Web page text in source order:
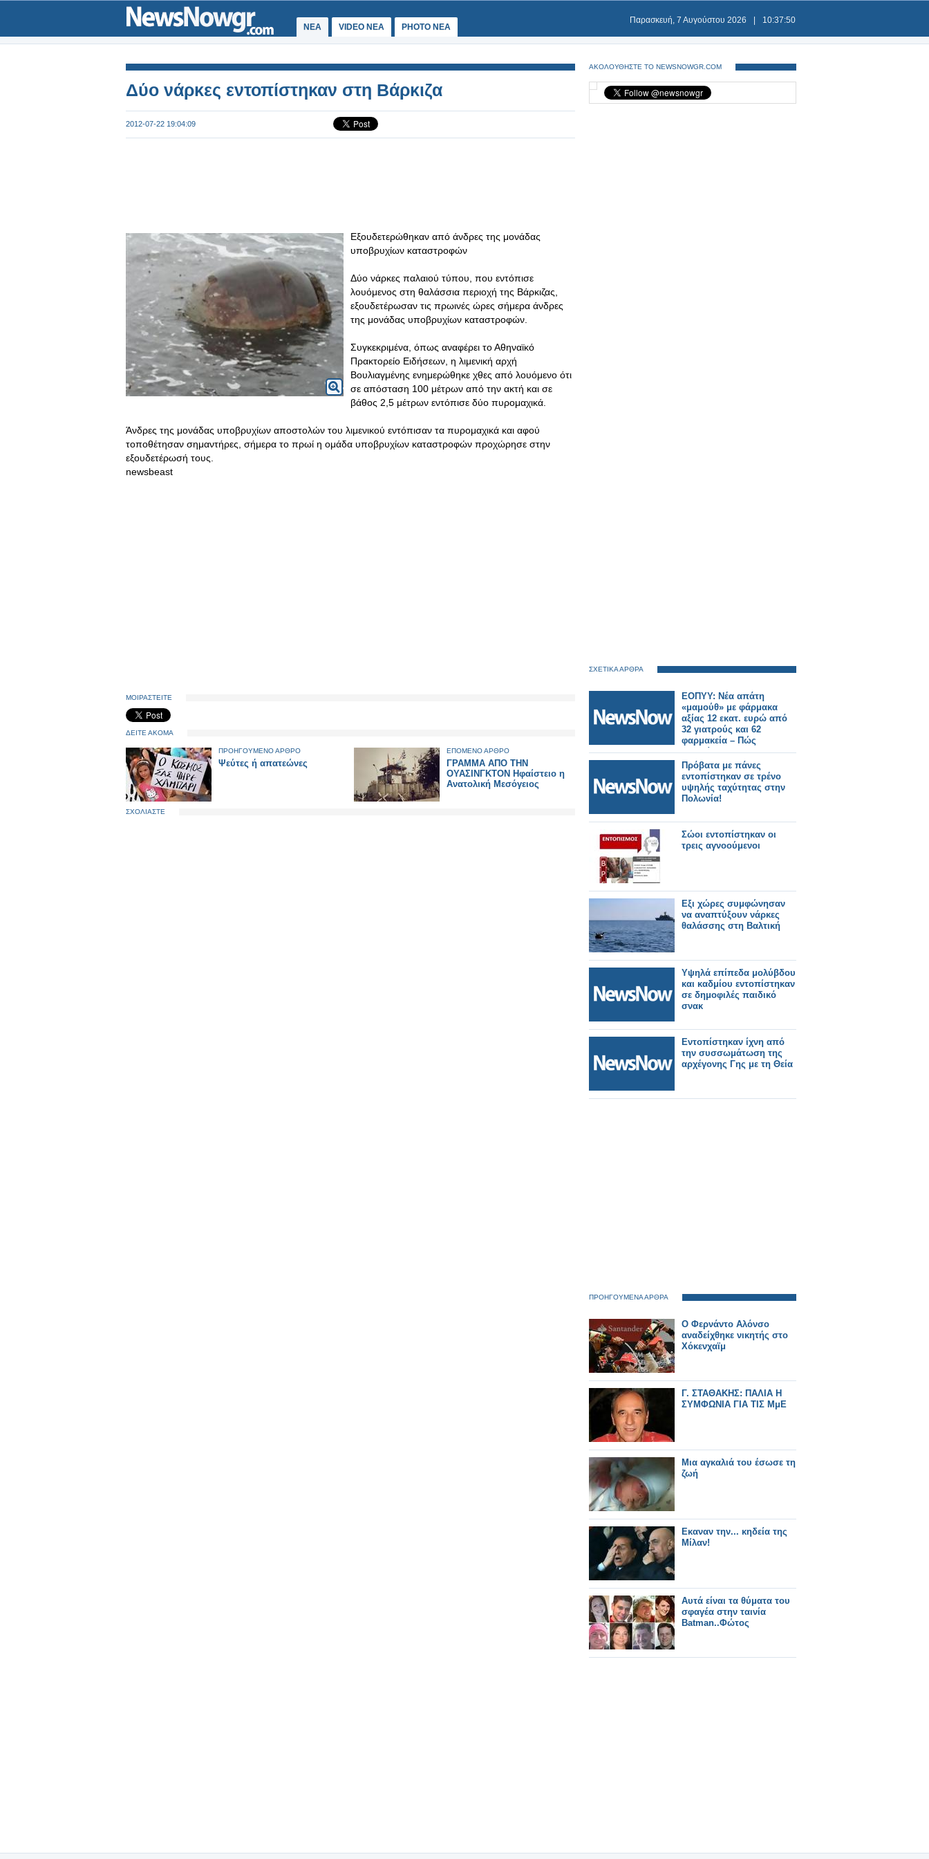
ΝΕΑ VIDEO NEA PHOTO NEA
Παρασκευή, 7 Αυγούστου 2026 10:37:50
Δύο νάρκες εντοπίστηκαν στη Βάρκιζα
2012-07-22 19:04:09
Εξουδετερώθηκαν από άνδρες της μονάδας
υποβρυχίων καταστροφών
Δύο νάρκες παλαιού τύπου, που εντόπισε
λουόμενος στη θαλάσσια περιοχή της Βάρκιζας,
εξουδετέρωσαν τις πρωινές ώρες σήμερα άνδρες
της μονάδας υποβρυχίων καταστροφών.
Συγκεκριμένα, όπως αναφέρει το Αθηναϊκό
Πρακτορείο Ειδήσεων, η λιμενική αρχή
Βουλιαγμένης ενημερώθηκε χθες από λουόμενο ότι
σε απόσταση 100 μέτρων από την ακτή και σε
βάθος 2,5 μέτρων εντόπισε δύο πυρομαχικά.
Άνδρες της μονάδας υποβρυχίων αποστολών του λιμενικού εντόπισαν τα πυρομαχικά και αφού
τοποθέτησαν σημαντήρες, σήμερα το πρωί η ομάδα υποβρυχίων καταστροφών προχώρησε στην
εξουδετέρωσή τους.
newsbeast
ΜΟΙΡΑΣΤΕΙΤΕ
ΔΕΙΤΕ ΑΚΟΜΑ
ΠΡΟΗΓΟΥΜΕΝΟ ΑΡΘΡΟ
Ψεύτες ή απατεώνες
ΕΠΟΜΕΝΟ ΑΡΘΡΟ
ΓΡΑΜΜΑ ΑΠΟ ΤΗΝ
ΟΥΑΣΙΝΓΚΤΟΝ Ηφαίστειο η
Ανατολική Μεσόγειος
ΣΧΟΛΙΑΣΤΕ
ΑΚΟΛΟΥΘΗΣΤΕ ΤΟ NEWSNOWGR.COM
ΣΧΕΤΙΚΑ ΑΡΘΡΑ
ΕΟΠΥΥ: Νέα απάτη
«μαμούθ» με φάρμακα
αξίας 12 εκατ. ευρώ από
32 γιατρούς και 62
φαρμακεία – Πώς
εντοπίστηκαν
Πρόβατα με πάνες
εντοπίστηκαν σε τρένο
υψηλής ταχύτητας στην
Πολωνία!
Σώοι εντοπίστηκαν οι
τρεις αγνοούμενοι
Εξι χώρες συμφώνησαν
να αναπτύξουν νάρκες
θαλάσσης στη Βαλτική
Υψηλά επίπεδα μολύβδου
και καδμίου εντοπίστηκαν
σε δημοφιλές παιδικό
σνακ
Εντοπίστηκαν ίχνη από
την συσσωμάτωση της
αρχέγονης Γης με τη Θεία
ΠΡΟΗΓΟΥΜΕΝΑ ΑΡΘΡΑ
Ο Φερνάντο Αλόνσο
αναδείχθηκε νικητής στο
Χόκενχαϊμ
Γ. ΣΤΑΘΑΚΗΣ: ΠΑΛΙΑ Η
ΣΥΜΦΩΝΙΑ ΓΙΑ ΤΙΣ ΜμΕ
Μια αγκαλιά του έσωσε τη
ζωή
Εκαναν την... κηδεία της
Μίλαν!
Αυτά είναι τα θύματα του
σφαγέα στην ταινία
Batman..Φώτος